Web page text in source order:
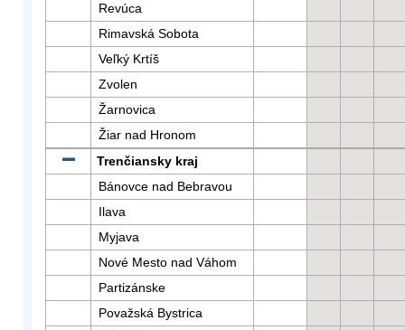
Revúca
Rimavská Sobota
Veľký Krtíš
Zvolen
Žarnovica
Žiar nad Hronom
Trenčiansky kraj
Bánovce nad Bebravou
Ilava
Myjava
Nové Mesto nad Váhom
Partizánske
Považská Bystrica